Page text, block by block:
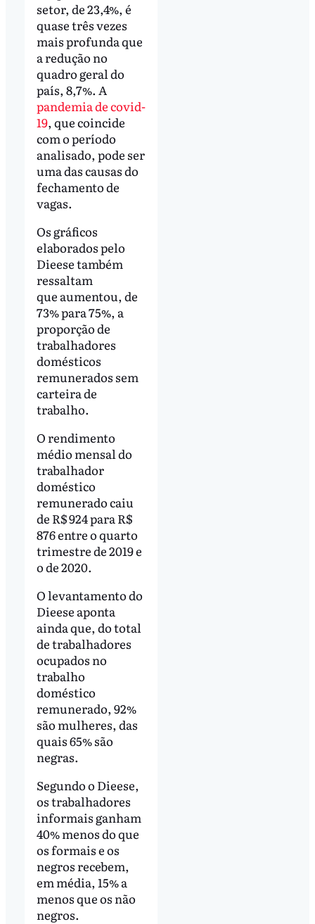
setor, de 23,4%, é
quase três vezes
mais profunda que
a redução no
quadro geral do
país, 8,7%. A
pandemia de covid-
19, que coincide
com o período
analisado, pode ser
uma das causas do
fechamento de
vagas.
Os gráficos
elaborados pelo
Dieese também
ressaltam
que aumentou, de
73% para 75%, a
proporção de
trabalhadores
domésticos
remunerados sem
carteira de
trabalho.
O rendimento
médio mensal do
trabalhador
doméstico
remunerado caiu
de R$ 924 para R$
876 entre o quarto
trimestre de 2019 e
o de 2020.
O levantamento do
Dieese aponta
ainda que, do total
de trabalhadores
ocupados no
trabalho
doméstico
remunerado, 92%
são mulheres, das
quais 65% são
negras.
Segundo o Dieese,
os trabalhadores
informais ganham
40% menos do que
os formais e os
negros recebem,
em média, 15% a
menos que os não
negros.